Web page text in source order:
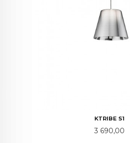
KTRIBE S1
Pris
3 690,00